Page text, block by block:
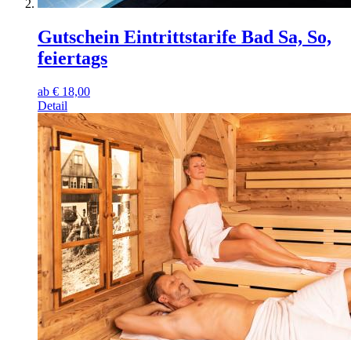
Gutschein Eintrittstarife Bad Sa, So,
feiertags
ab € 18,00
Detail